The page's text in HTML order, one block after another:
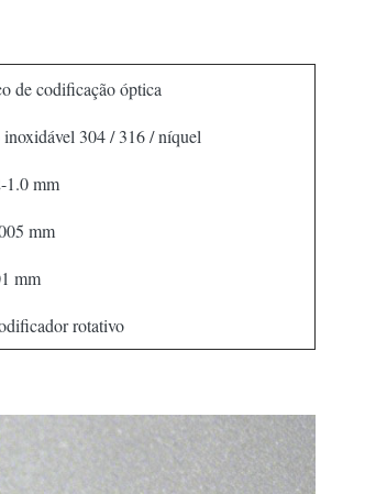
de codificação óptica
304 / 316 / níquel
1.0 mm
mm
mm
rotativo